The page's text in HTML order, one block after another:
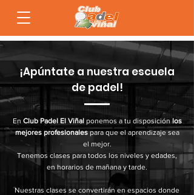
¡Apúntate a nuestra escuela
de padel!
En Club Padel El Viñalponemos a tu disposición los
mejores profesionalespara que el aprendizaje sea
el mejor.
Tenemos clases para todos los niveles y edades,
en horarios de mañana y tarde.
Nuestras clases se convertirán en espacios donde